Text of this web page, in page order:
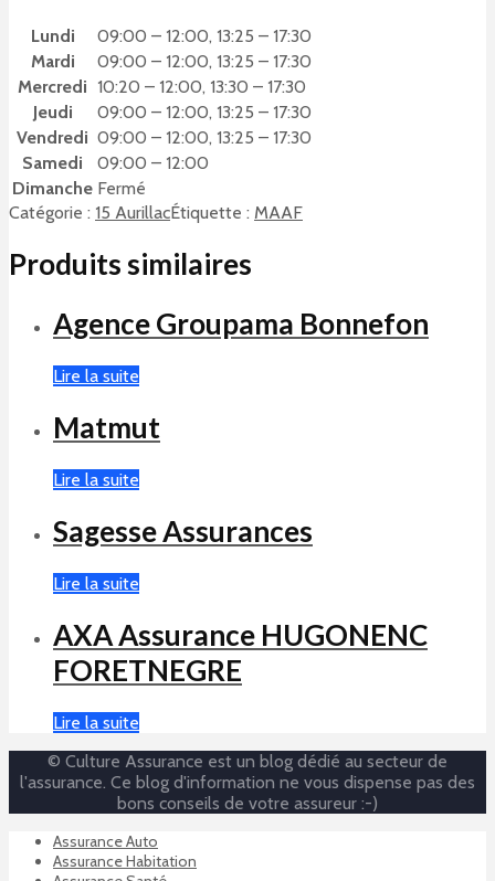
Lundi
09:00 – 12:00, 13:25 – 17:30
Mardi
09:00 – 12:00, 13:25 – 17:30
Mercredi 10:20 – 12:00, 13:30 – 17:30
Jeudi
09:00 – 12:00, 13:25 – 17:30
Vendredi 09:00 – 12:00, 13:25 – 17:30
Samedi
09:00 – 12:00
Dimanche Fermé
Catégorie : 15 AurillacÉtiquette : MAAF
Produits similaires
Agence Groupama Bonnefon
Lire la suite
Matmut
Lire la suite
Sagesse Assurances
Lire la suite
AXA Assurance HUGONENC
FORETNEGRE
Lire la suite
© Culture Assurance est un blog dédié au secteur de
l'assurance. Ce blog d'information ne vous dispense pas des
bons conseils de votre assureur :-)
Assurance Auto
Assurance Habitation